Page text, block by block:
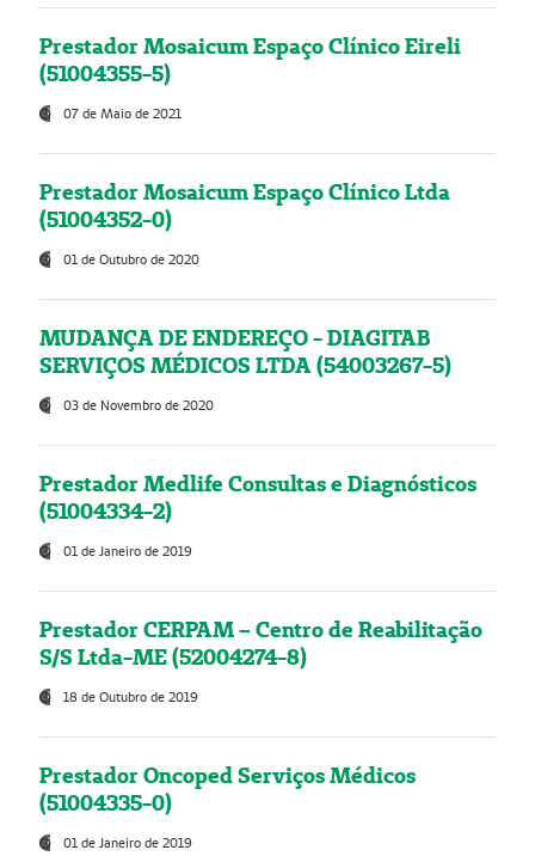
Prestador Mosaicum Espaço Clínico Eireli
(51004355-5)
07 de Maio de 2021
Prestador Mosaicum Espaço Clínico Ltda
(51004352-0)
01 de Outubro de 2020
MUDANÇA DE ENDEREÇO - DIAGITAB
SERVIÇOS MÉDICOS LTDA (54003267-5)
03 de Novembro de 2020
Prestador Medlife Consultas e Diagnósticos
(51004334-2)
01 de Janeiro de 2019
Prestador CERPAM – Centro de Reabilitação
S/S Ltda-ME (52004274-8)
18 de Outubro de 2019
Prestador Oncoped Serviços Médicos
(51004335-0)
01 de Janeiro de 2019